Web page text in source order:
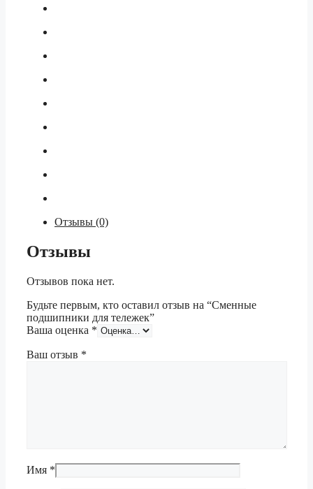
Отзывы (0)
Отзывы
Отзывов пока нет.
Будьте первым, кто оставил отзыв на “Сменные
подшипники для тележек”
Ваша оценка *
Ваш отзыв *
Имя *